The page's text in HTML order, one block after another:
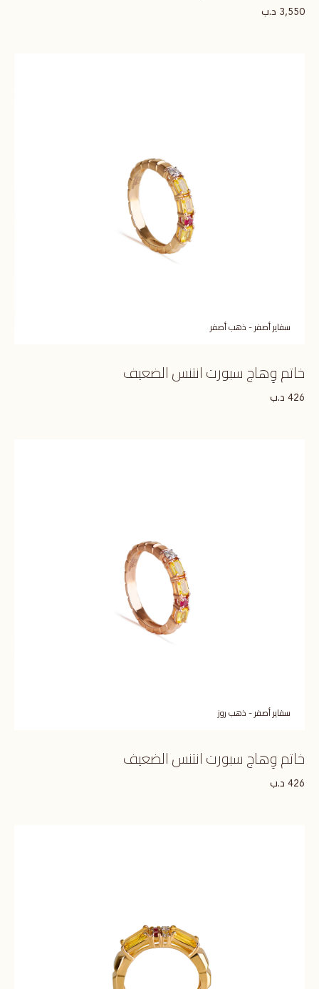
3,550 د.ب
سفاير أصفر - ذهب أصفر
خاتم وِهاج سبورت انتنس الضعيف
426 د.ب
سفاير أصفر - ذهب روز
خاتم وِهاج سبورت انتنس الضعيف
426 د.ب